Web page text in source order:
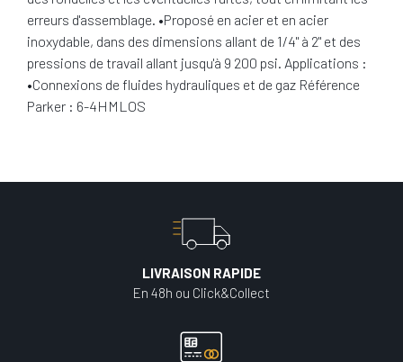
erreurs d'assemblage. •Proposé en acier et en acier
inoxydable, dans des dimensions allant de 1/4" à 2" et des
pressions de travail allant jusqu'à 9 200 psi. Applications :
•Connexions de fluides hydrauliques et de gaz Référence
Parker : 6-4HMLOS
LIVRAISON RAPIDE
En 48h ou Click&Collect